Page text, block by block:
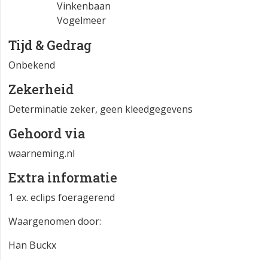
Vinkenbaan
Vogelmeer
Tijd & Gedrag
Onbekend
Zekerheid
Determinatie zeker, geen kleedgegevens
Gehoord via
waarneming.nl
Extra informatie
1 ex. eclips foeragerend
Waargenomen door:
Han Buckx